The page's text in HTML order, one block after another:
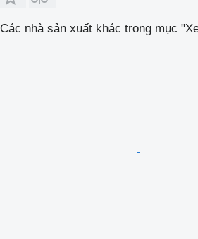
Các nhà sản xuất khác trong mục